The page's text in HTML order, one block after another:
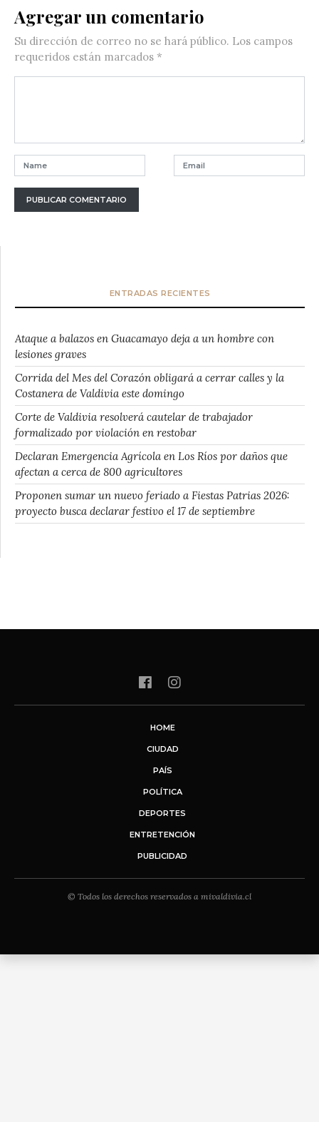
Agregar un comentario
Su dirección de correo no se hará público. Los campos
requeridos están marcados *
ENTRADAS RECIENTES
Ataque a balazos en Guacamayo deja a un hombre con
lesiones graves
Corrida del Mes del Corazón obligará a cerrar calles y la
Costanera de Valdivia este domingo
Corte de Valdivia resolverá cautelar de trabajador
formalizado por violación en restobar
Declaran Emergencia Agrícola en Los Ríos por daños que
afectan a cerca de 800 agricultores
Proponen sumar un nuevo feriado a Fiestas Patrias 2026:
proyecto busca declarar festivo el 17 de septiembre
HOME
CIUDAD
PAÍS
POLÍTICA
DEPORTES
ENTRETENCIÓN
PUBLICIDAD
© Todos los derechos reservados a mivaldivia.cl